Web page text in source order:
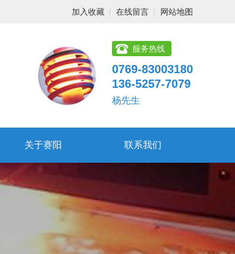
加入收藏 在线留言 网站地图
服务热线
0769-83003180
136-5257-7079
杨先生
关于赛阳 联系我们